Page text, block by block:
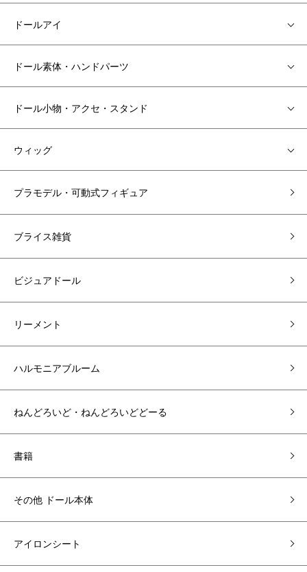
ドールアイ
ドール素体・ハンドパーツ
ドール小物・アクセ・スタンド
ウィッグ
プラモデル・可動式フィギュア
ブライス雑貨
ビジュアドール
リーメント
ハルモニアブルーム
ねんどろいど・ねんどろいどどーる
書籍
その他 ドール本体
アイロンシート